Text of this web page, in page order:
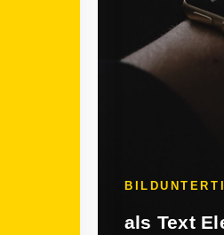
als Text